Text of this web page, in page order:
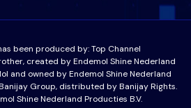
been produced by:Top Channel
created by Endemol Shine Nederland
and owned by Endemol Shine Nederland
Group, distributed by Banijay Rights.
Shine Nederland Producties B.V.